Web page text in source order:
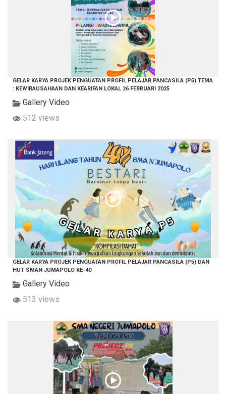
GELAR KARYA PROJEK PENGUATAN PROFIL PELAJAR PANCASILA (P5) TEMA
: KEWIRAUSAHAAN DAN KEARIFAN LOKAL 26 FEBRUARI 2025
Gallery Video
512 views
GELAR KARYA PROJEK PENGUATAN PROFIL PELAJAR PANCASILA (P5) DAN
HUT SMAN JUMAPOLO KE-40
Gallery Video
513 views